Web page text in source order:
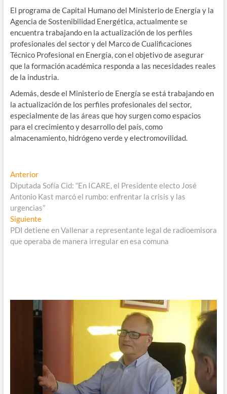
El programa de Capital Humano del Ministerio de Energía y la
Agencia de Sostenibilidad Energética, actualmente se
encuentra trabajando en la actualización de los perfiles
profesionales del sector y del Marco de Cualificaciones
Técnico Profesional en Energía, con el objetivo de asegurar
que la formación académica responda a las necesidades reales
de la industria.
Además, desde el Ministerio de Energía se está trabajando en
la actualización de los perfiles profesionales del sector,
especialmente de las áreas que hoy surgen como espacios
para el crecimiento y desarrollo del país, como
almacenamiento, hidrógeno verde y electromovilidad.
Navegación
de
entradas
AnteriorEntrada
anterior:
Diputada Sofía Cid: “En ICARE, el Presidente electo José
Antonio Kast marcó el rumbo: enfrentar la crisis y las
urgencias”
SiguienteEntrada
siguiente:
PDI detiene en Vallenar a representante legal de radioemisora
que operaba de manera irregular en esa comuna